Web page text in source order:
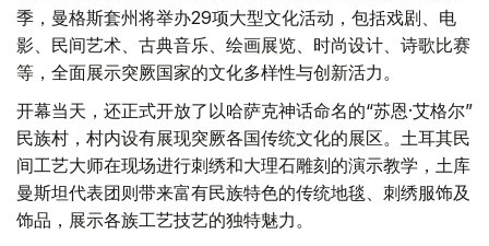
季，曼格斯套州将举办29项大型文化活动，包括戏剧、电
影、民间艺术、古典音乐、绘画展览、时尚设计、诗歌比赛
等，全面展示突厥国家的文化多样性与创新活力。
开幕当天，还正式开放了以哈萨克神话命名的“苏恩·艾格尔”
民族村，村内设有展现突厥各国传统文化的展区。土耳其民
间工艺大师在现场进行刺绣和大理石雕刻的演示教学，土库
曼斯坦代表团则带来富有民族特色的传统地毯、刺绣服饰及
饰品，展示各族工艺技艺的独特魅力。